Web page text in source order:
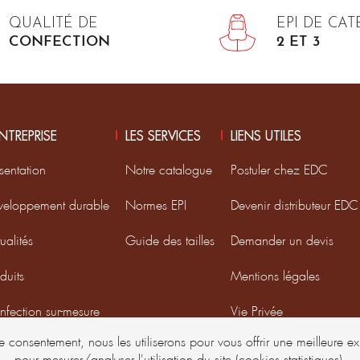
consentement, nous les utiliserons pour vous offrir une meilleure
QUALITÉ DE
CONFECTION
EPI DE
2 ET 3
durable
sur-mesure
DMD France
LES SERVICES
Notre catalogue
Normes EPI
Guide des tailles
LIENS UTILES
Postuler chez EDC
Devenir distributeur EDC
Demander un devis
Mentions légales
Vie Privée